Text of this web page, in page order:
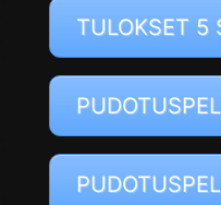
TULOKSET 5